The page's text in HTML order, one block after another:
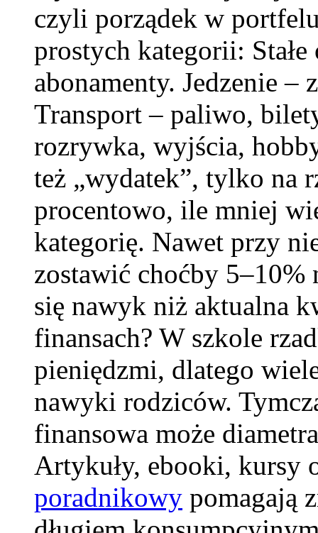
czyli porządek w
prostych kategorii:
abonamenty. Jedzenie –
Transport – paliwo,
rozrywka, wyjścia,
też „wydatek”, tylko na
procentowo, ile mniej
kategorię. Nawet przy
zostawić choćby 5–10%
się nawyk niż aktualna
finansach? W szkole
pieniędzmi, dlatego
nawyki rodziców.
finansowa może
Artykuły, ebooki, kursy
poradnikowy pomagają